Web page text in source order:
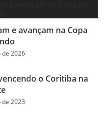
e avançam na Copa
de 2026
o Coritiba na
2023